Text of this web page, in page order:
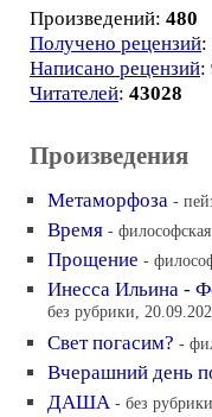
Произведений: 480
Получено рецензий:
Написано рецензий:
Читателей: 43028
Произведения
Метаморфоза -
Время -
Прощение -
Инесса Ильина -
без рубрики,
Свет погасим? -
Вчерашний день
ДАША - без